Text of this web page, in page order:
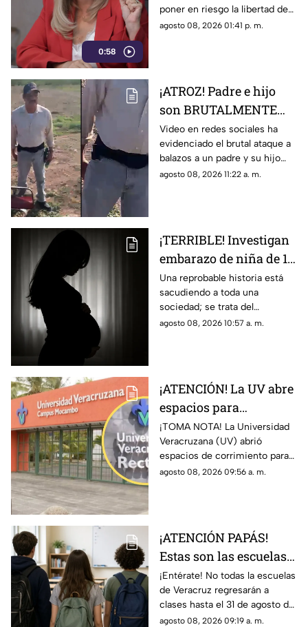
0:58
censura
poner en riesgo la libertad de
expresión y abrir la puerta a
agosto 08, 2026 01:41 p. m.
¡ATROZ! Padre e hijo
son BRUTALMENTE
atacados con arma en
riña; hay un MUERTO
(+VIDEO)
Video en redes sociales ha
evidenciado el brutal ataque a
balazos a un padre y su hijo
que dejó a un muerto; esto es
agosto 08, 2026 11:22 a. m.
¡TERRIBLE! Investigan
embarazo de niña de 11
años; esto se sabe
(+VIDEO)
Una reprobable historia está
sacudiendo a toda una
sociedad; se trata del
embarazo de una niña de 11
agosto 08, 2026 10:57 a. m.
¡ATENCIÓN! La UV abre
espacios para
aspirantes de nuevo
ingreso en Veracruz;
esto debe hacer
¡TOMA NOTA! La Universidad
Veracruzana (UV) abrió
espacios de corrimiento para
los aspirantes de nuevo
agosto 08, 2026 09:56 a. m.
¡ATENCIÓN PAPÁS!
Estas son las escuelas
que NO REGRESARÁN a
CLASES este 31 de
agosto 2026 en
¡Entérate! No todas la escuelas
de Veracruz regresarán a
clases hasta el 31 de agosto del
2026; en TV Azteca Veracruz
agosto 08, 2026 09:19 a. m.